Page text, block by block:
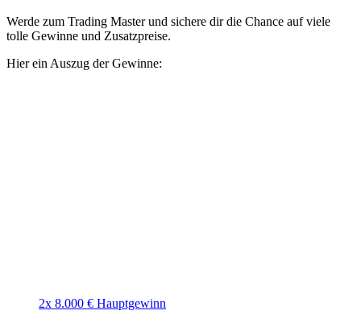
Werde zum Trading Master und sichere dir die Chance auf viele
tolle Gewinne und Zusatzpreise.
Hier ein Auszug der Gewinne:
2x 8.000 € Hauptgewinn